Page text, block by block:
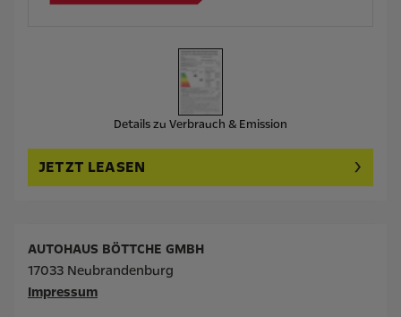
Details zu Verbrauch & Emission
JETZT LEASEN
AUTOHAUS BÖTTCHE GMBH
17033 Neubrandenburg
Impressum